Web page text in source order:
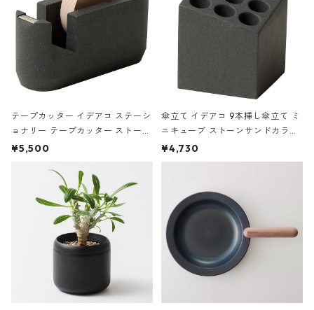
テープカッター イデアコ ステーシ
ョナリー テープカッター ストーン
サンドカラー 石調 ideaco Station
¥5,500
傘立て イデアコ 9本挿し傘立て ミ
ニキューブ ストーンサンドカラー
石調 ideaco Umbrella Stand CUB
E ストーンサンドブラック
¥4,730